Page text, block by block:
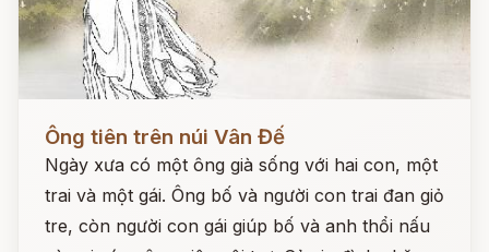
Đọc ngay
Ông tiên trên núi Vân Đế
Ngày xưa có một ông già sống với hai con, một
trai và một gái. Ông bố và người con trai đan giỏ
tre, còn người con gái giúp bố và anh thổi nấu